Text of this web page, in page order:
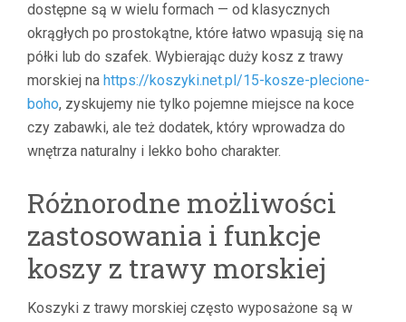
dostępne są w wielu formach — od klasycznych
okrągłych po prostokątne, które łatwo wpasują się na
półki lub do szafek. Wybierając duży kosz z trawy
morskiej na https://koszyki.net.pl/15-kosze-plecione-
boho, zyskujemy nie tylko pojemne miejsce na koce
czy zabawki, ale też dodatek, który wprowadza do
wnętrza naturalny i lekko boho charakter.
Różnorodne możliwości
zastosowania i funkcje
koszy z trawy morskiej
Koszyki z trawy morskiej często wyposażone są w